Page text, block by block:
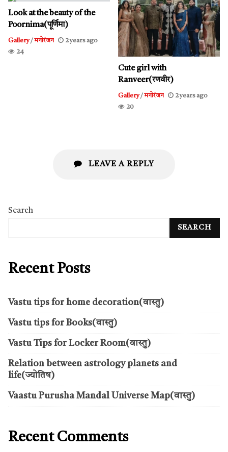
Look at the beauty of the
Poornima(पूर्णिमा)
Gallery/मनोरंजन
2 years ago
24
Cute girl with
Ranveer(रणवीर)
Gallery/मनोरंजन
2 years ago
20
LEAVE A REPLY
Search
SEARCH
Recent Posts
Vastu tips for home decoration(वास्तु)
Vastu tips for Books(वास्तु)
Vastu Tips for Locker Room(वास्तु)
Relation between astrology planets and
life(ज्योतिष)
Vaastu Purusha Mandal Universe Map(वास्तु)
Recent Comments